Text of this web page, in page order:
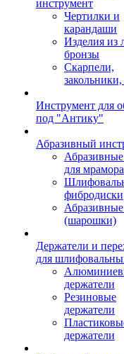
инструмент
Чертилки и
карандаши
Изделия из
бронзы
Скарпели,
Инструмент для
под "Антику"
Абразивный
для мрамора
фибродиски
(шарошки)
Держатели и
для
держатели
Резиновые
держатели
держатели